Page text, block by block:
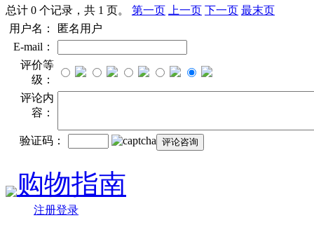
总计 0 个记录，共 1 页。 第一页 上一页 下一页 最末页
用户名：
匿名用户
E-mail：
评价等
级：
评论内
容：
验证码：
购物指南
注册登录